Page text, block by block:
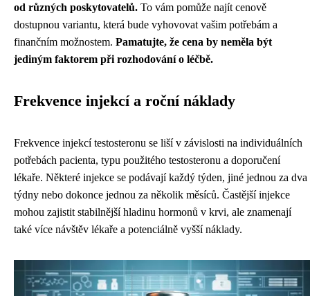
od různých poskytovatelů. To vám pomůže najít cenově
dostupnou variantu, která bude vyhovovat vašim potřebám a
finančním možnostem. Pamatujte, že cena by neměla být
jediným faktorem při rozhodování o léčbě.
Frekvence injekcí a roční náklady
Frekvence injekcí testosteronu se liší v závislosti na individuálních
potřebách pacienta, typu použitého testosteronu a doporučení
lékaře. Některé injekce se podávají každý týden, jiné jednou za dva
týdny nebo dokonce jednou za několik měsíců. Častější injekce
mohou zajistit stabilnější hladinu hormonů v krvi, ale znamenají
také více návštěv lékaře a potenciálně vyšší náklady.